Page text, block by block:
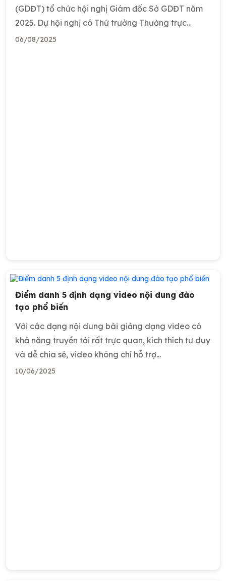
(GDĐT) tổ chức hội nghị Giám đốc Sở GDĐT năm
2025. Dự hội nghị có Thứ trưởng Thường trực
Phạm...
06/08/2025
Điểm danh 5 định dạng video nội dung đào
tạo phổ biến
Với các dạng nội dung bài giảng dạng video có
khả năng truyền tải rất trực quan, kích thích tư duy
và dễ chia sẻ, video không chỉ hỗ trợ...
10/06/2025